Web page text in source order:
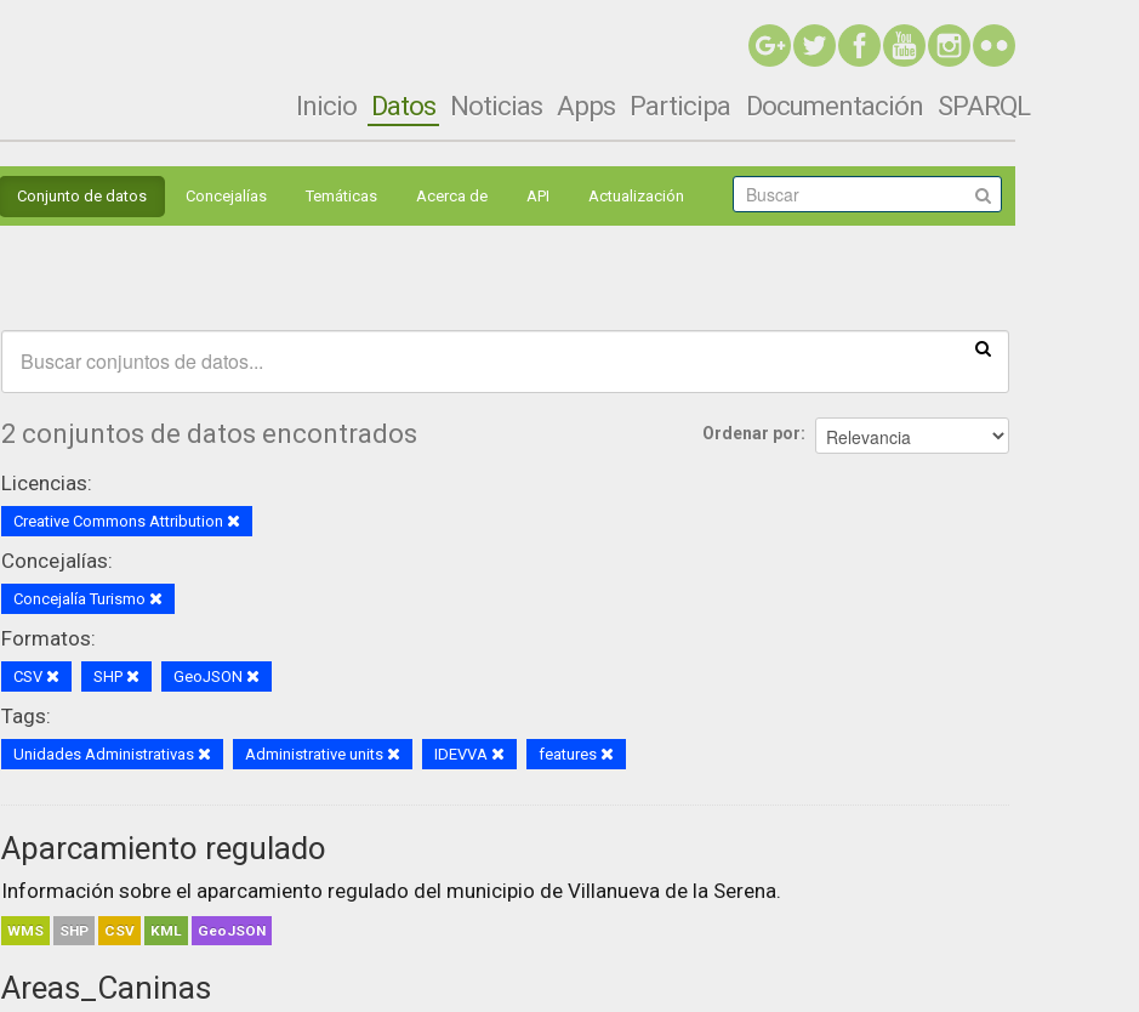
Inicio Datos Noticias Apps Participa Documentación SPARQL
Conjunto de datos Concejalías Temáticas Acerca de API Actualización
Ordenar por
2 conjuntos de datos encontrados
Licencias:
Creative Commons Attribution
Concejalías:
Concejalía Turismo
Formatos:
CSV SHP GeoJSON
Tags:
Unidades Administrativas Administrative units IDEVVA features
Aparcamiento regulado
Información sobre el aparcamiento regulado del municipio de Villanueva de la Serena.
WMS SHP CSV KML GeoJSON
Areas_Caninas